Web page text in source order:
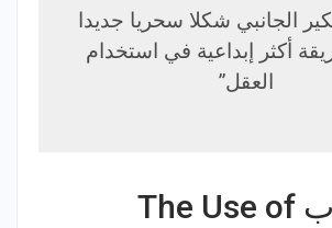
الجانبي شكلا سحريا جديدا
أكثر إبداعية في استخدام
العقل”
وصف كتاب The Use of